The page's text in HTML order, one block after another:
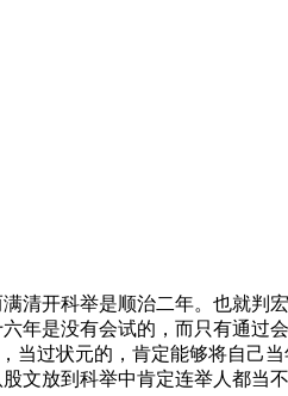
清开科举是顺治二年。也就判
年是没有会试的，而只有通
当过状元的，肯定能够将自己
文放到科举中肯定连举人都当不